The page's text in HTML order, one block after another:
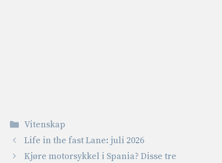
Kategorier
Vitenskap
Life in the fast Lane: juli 2026
Kjøre motorsykkel i Spania? Disse tre